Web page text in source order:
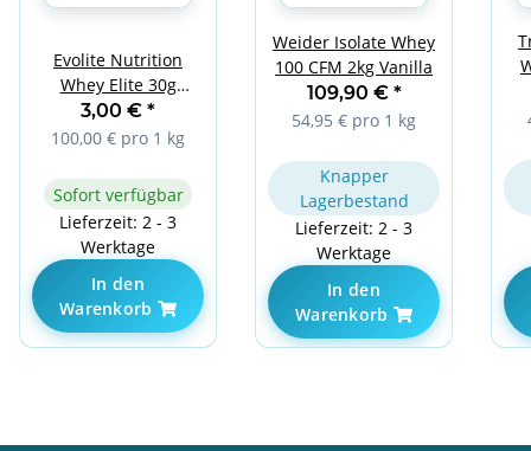
Evolite Nutrition
Whey Elite 30g
Double Chocolate
3,00 € *
100,00 € pro 1 kg
Sofort verfügbar
Lieferzeit: 2 - 3
Werktage
In den
Warenkorb
Weider Isolate Whey
100 CFM 2kg Vanilla
109,90 € *
54,95 € pro 1 kg
Knapper
Lagerbestand
Lieferzeit: 2 - 3
Werktage
In den
Warenkorb